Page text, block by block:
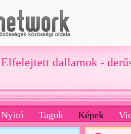
Elfelejtett dallamok -
Nyitó Tagok Képek